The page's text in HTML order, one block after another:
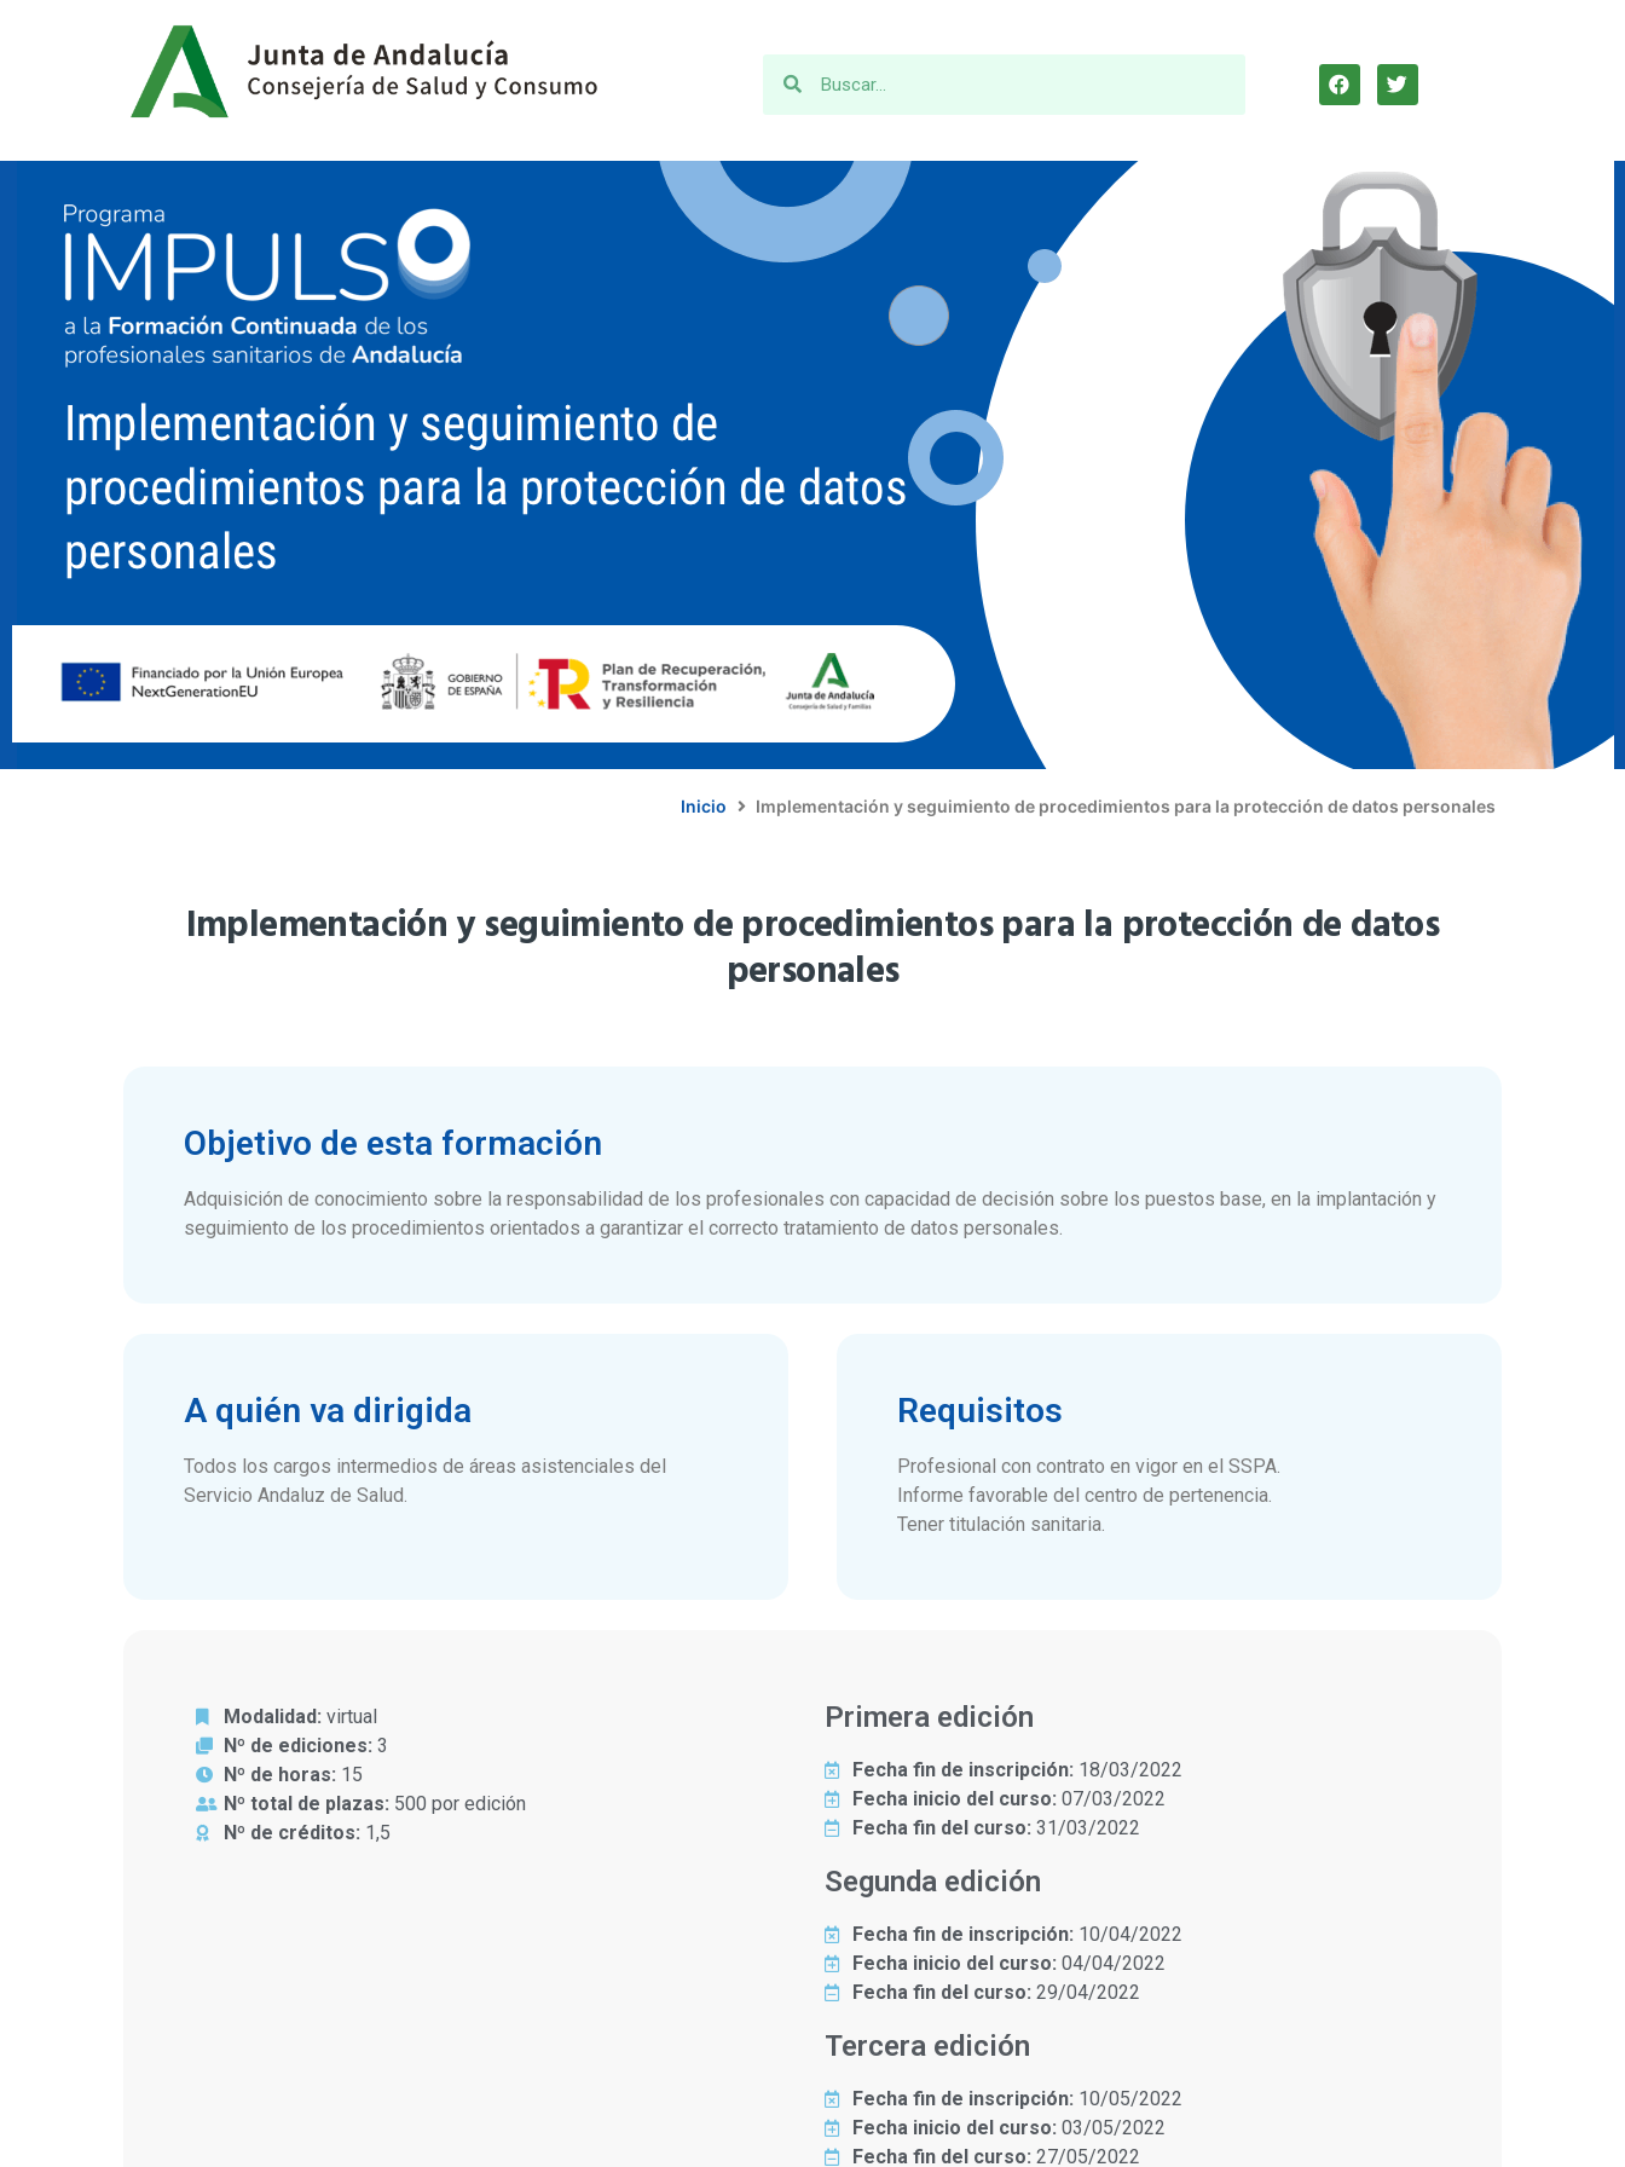
Inicio Implementación y seguimiento de procedimientos para la protección de datos personales
Implementación y seguimiento de procedimientos para la protección de datos
personales
Objetivo de esta formación
Adquisición de conocimiento sobre la responsabilidad de los profesionales con capacidad de decisión sobre los puestos base, en la implantación y
seguimiento de los procedimientos orientados a garantizar el correcto tratamiento de datos personales.
A quién va dirigida
Todos los cargos intermedios de áreas asistenciales del
Servicio Andaluz de Salud.
Requisitos
Profesional con contrato en vigor en el SSPA.
Informe favorable del centro de pertenencia.
Tener titulación sanitaria.
Modalidad: virtual
Nº de ediciones: 3
Nº de horas: 15
Nº total de plazas: 500 por edición
Nº de créditos: 1,5
Primera edición
Fecha fin de inscripción: 18/03/2022
Fecha inicio del curso: 07/03/2022
Fecha fin del curso: 31/03/2022
Segunda edición
Fecha fin de inscripción: 10/04/2022
Fecha inicio del curso: 04/04/2022
Fecha fin del curso: 29/04/2022
Tercera edición
Fecha fin de inscripción: 10/05/2022
Fecha inicio del curso: 03/05/2022
Fecha fin del curso: 27/05/2022